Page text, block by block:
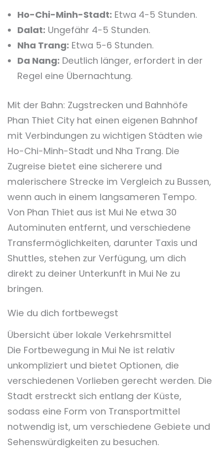
Ho-Chi-Minh-Stadt: Etwa 4-5 Stunden.
Dalat: Ungefähr 4-5 Stunden.
Nha Trang: Etwa 5-6 Stunden.
Da Nang: Deutlich länger, erfordert in der
Regel eine Übernachtung.
Mit der Bahn: Zugstrecken und Bahnhöfe
Phan Thiet City hat einen eigenen Bahnhof
mit Verbindungen zu wichtigen Städten wie
Ho-Chi-Minh-Stadt und Nha Trang. Die
Zugreise bietet eine sicherere und
malerischere Strecke im Vergleich zu Bussen,
wenn auch in einem langsameren Tempo.
Von Phan Thiet aus ist Mui Ne etwa 30
Autominuten entfernt, und verschiedene
Transfermöglichkeiten, darunter Taxis und
Shuttles, stehen zur Verfügung, um dich
direkt zu deiner Unterkunft in Mui Ne zu
bringen.
Wie du dich fortbewegst
Übersicht über lokale Verkehrsmittel
Die Fortbewegung in Mui Ne ist relativ
unkompliziert und bietet Optionen, die
verschiedenen Vorlieben gerecht werden. Die
Stadt erstreckt sich entlang der Küste,
sodass eine Form von Transportmittel
notwendig ist, um verschiedene Gebiete und
Sehenswürdigkeiten zu besuchen.